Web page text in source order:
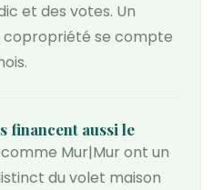
et des votes. Un
se compte
financent aussi le
Mur|Mur ont un
du volet maison